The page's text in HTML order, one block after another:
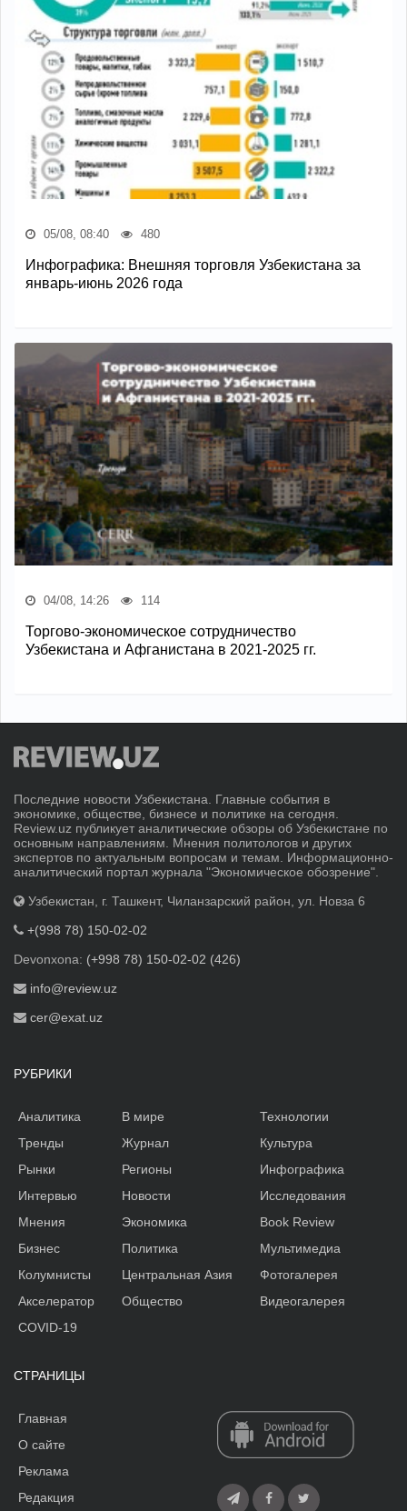
05/08, 08:40 480
Инфографика: Внешняя торговля Узбекистана за
январь-июнь 2026 года
04/08, 14:26 114
Торгово-экономическое сотрудничество
Узбекистана и Афганистана в 2021-2025 гг.
Последние новости Узбекистана. Главные события в
экономике, обществе, бизнесе и политике на сегодня.
Review.uz публикует аналитические обзоры об Узбекистане по
основным направлениям. Мнения политологов и других
экспертов по актуальным вопросам и темам. Информационно-
аналитический портал журнала "Экономическое обозрение".
Узбекистан, г. Ташкент, Чиланзарский район, ул. Новза 6
+(998 78) 150-02-02
Devonxona: (+998 78) 150-02-02 (426)
info@review.uz
cer@exat.uz
РУБРИКИ
Аналитика
Тренды
Рынки
Интервью
Мнения
Бизнес
Колумнисты
Акселератор
В мире
Журнал
Регионы
Новости
Экономика
Политика
Центральная Азия
Общество
Технологии
Культура
Инфографика
Исследования
Book Review
Мультимедиа
Фотогалерея
Видеогалерея
COVID-19
СТРАНИЦЫ
Главная
О сайте
Реклама
Редакция